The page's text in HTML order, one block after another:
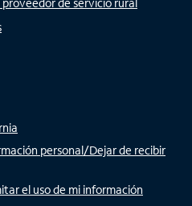
personal/Dejar de recibir
el uso de mi información